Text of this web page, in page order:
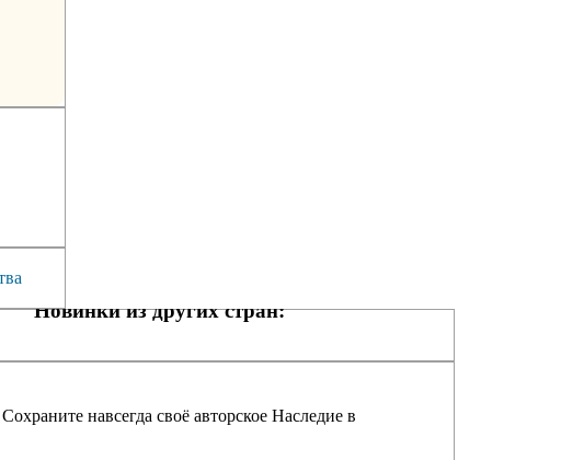
Новинки из других стран:
навсегда своё авторское Наследие в